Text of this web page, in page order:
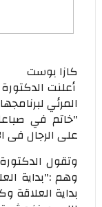
كازا بوست
أعلنت
المرئي
"خاتم في
على الرجال فى
وهم :"بداية
بداية العلاقة